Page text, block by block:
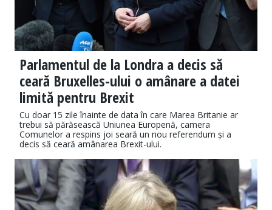
Parlamentul de la Londra a decis să
ceară Bruxelles-ului o amânare a datei
limită pentru Brexit
Cu doar 15 zile înainte de data în care Marea Britanie ar
trebui să părăsească Uniunea Europenă, camera
Comunelor a respins joi seară un nou referendum și a
decis să ceară amânarea Brexit-ului.